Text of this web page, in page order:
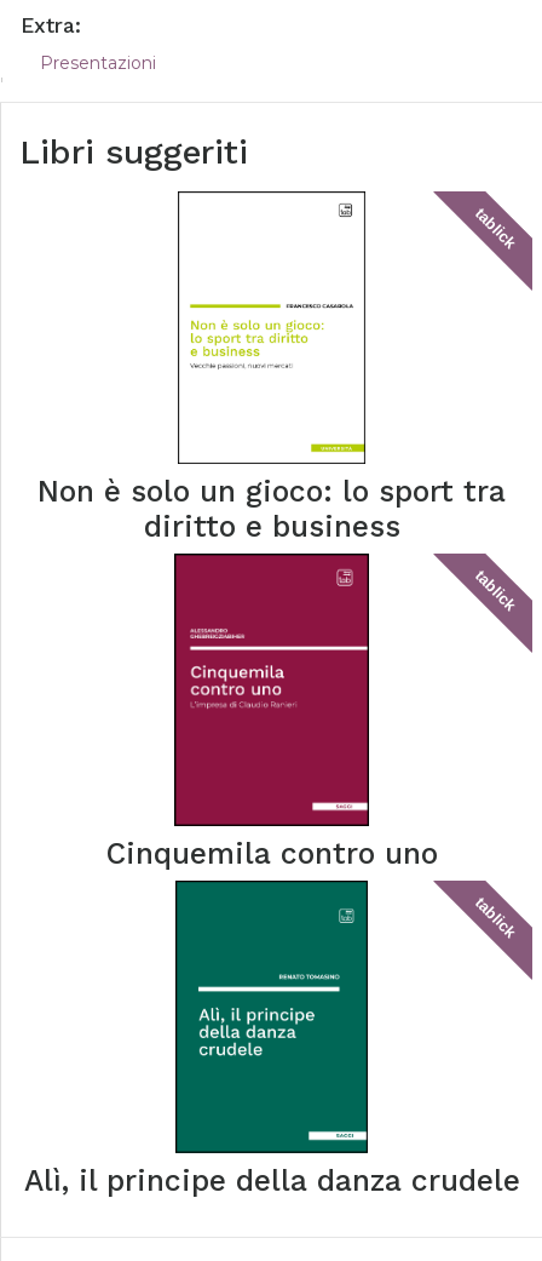
Extra:
Presentazioni
Libri suggeriti
tablick
Non è solo un gioco: lo sport tra
diritto e business
tablick
Cinquemila contro uno
tablick
Alì, il principe della danza crudele